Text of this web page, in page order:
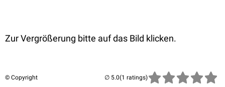
Zur Vergrößerung bitte auf das Bild klicken.
© Copyright (1 ratings)